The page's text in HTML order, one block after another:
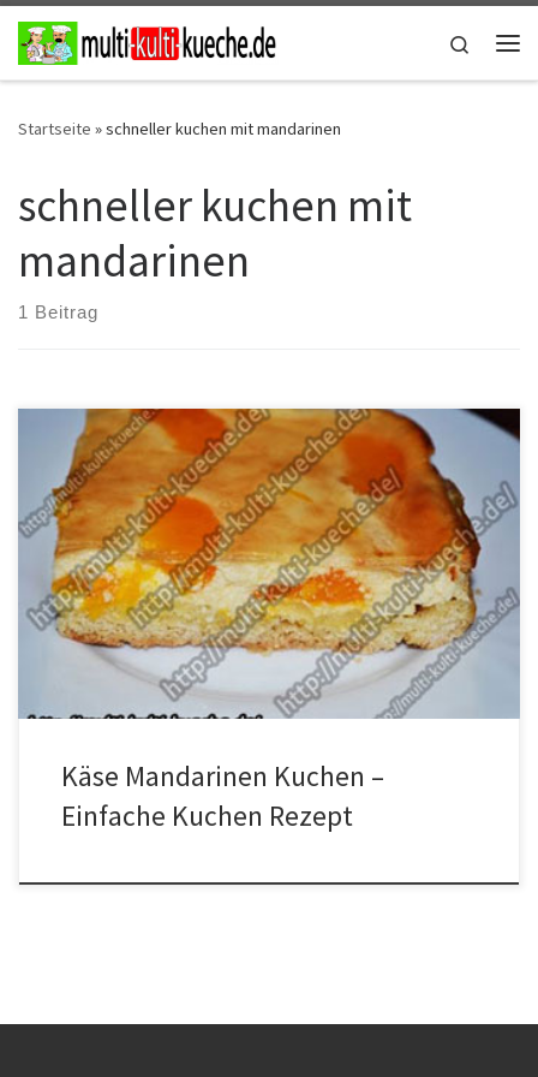
Zum Inhalt springen
Search
Startseite »schneller kuchen mit mandarinen
schneller kuchen mit
mandarinen
1 Beitrag
Zutaten Käse Mandarinen Kuchen 380g Mehl1/2 Backpulver6
Eier450g Zucker100g Margarine1 kg Magerquark1 Tasse Öl2 Pack.
Vanille Saucenpulver250ml Milch3 Dosen Mandarinen2 Pack. Klara
Tortengussetwas Wasser Zubereitung Aus Mehl, Backpulver, 2
Eiern, 200g Zucker und Margarine einen Teig herstellen. Den Teig
auf ein mit Backpapier belegtem Blech verteilen. Die restlichen
Eier und […]
Käse Mandarinen Kuchen –
Einfache Kuchen Rezept